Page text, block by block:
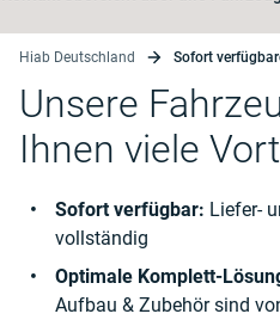
Hiab Deutschland Sofort
Unsere
Ihnen viele
Sofort verfügbar: Liefer-
vollständig
Optimale Komplett-
Aufbau & Zubehör sind